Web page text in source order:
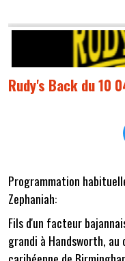
Rudy's Back du 10
Programmation
Zephaniah:
Fils d'un facteur
grandi à Handsworth,